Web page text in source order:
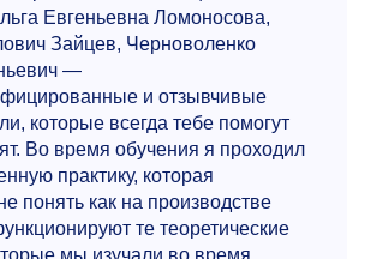
Евгеньевна Ломоносова,
Зайцев, Черноволенко
—
и отзывчивые
которые всегда тебе помогут
Во время обучения я проходил
практику, которая
понять как на производстве
те теоретические
мы изучали во время